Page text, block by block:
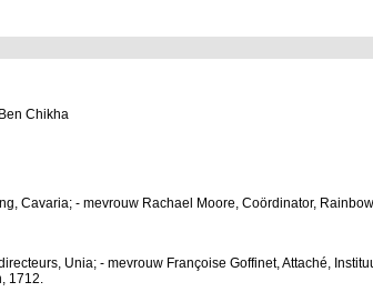
Chikha
Cavaria; - mevrouw Rachael Moore, Coördinator,
Unia; - mevrouw Françoise Goffinet, Attaché,
1712.